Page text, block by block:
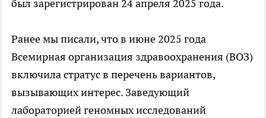
был зарегистрирован 24 апреля 2025 года.
Ранее мы писали, что в июне 2025 года
Всемирная организация здравоохранения (ВОЗ)
включила стратус в перечень вариантов,
вызывающих интерес. Заведующий
лабораторией геномных исследований